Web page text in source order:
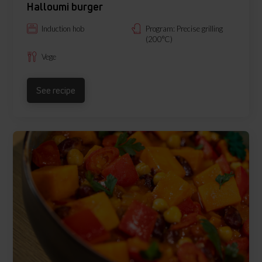
Halloumi burger
Induction hob
Program: Precise grilling
(200°C)
Vege
See recipe